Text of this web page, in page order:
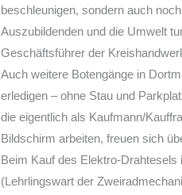
beschleunigen, sondern auch
Auszubildenden und die Umwelt
Geschäftsführer der
Auch weitere Botengänge in
erledigen – ohne Stau und
die eigentlich als Kaufmann/
Bildschirm arbeiten, freuen sich
Beim Kauf des Elektro-
(Lehrlingswart der